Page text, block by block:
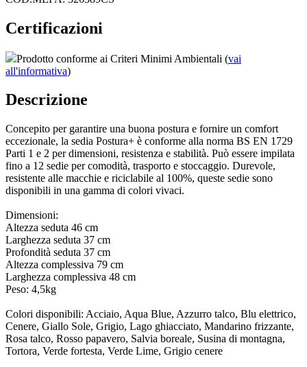
Certificazioni
Prodotto conforme ai Criteri Minimi Ambientali (vai
all'informativa)
Descrizione
Concepito per garantire una buona postura e fornire un comfort
eccezionale, la sedia Postura+ è conforme alla norma BS EN 1729
Parti 1 e 2 per dimensioni, resistenza e stabilità. Può essere impilata
fino a 12 sedie per comodità, trasporto e stoccaggio. Durevole,
resistente alle macchie e riciclabile al 100%, queste sedie sono
disponibili in una gamma di colori vivaci.
Dimensioni:
Altezza seduta 46 cm
Larghezza seduta 37 cm
Profondità seduta 37 cm
Altezza complessiva 79 cm
Larghezza complessiva 48 cm
Peso: 4,5kg
Colori disponibili: Acciaio, Aqua Blue, Azzurro talco, Blu elettrico,
Cenere, Giallo Sole, Grigio, Lago ghiacciato, Mandarino frizzante,
Rosa talco, Rosso papavero, Salvia boreale, Susina di montagna,
Tortora, Verde fortesta, Verde Lime, Grigio cenere